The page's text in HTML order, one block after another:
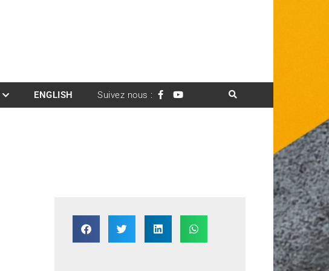
ENGLISH Suivez nous :